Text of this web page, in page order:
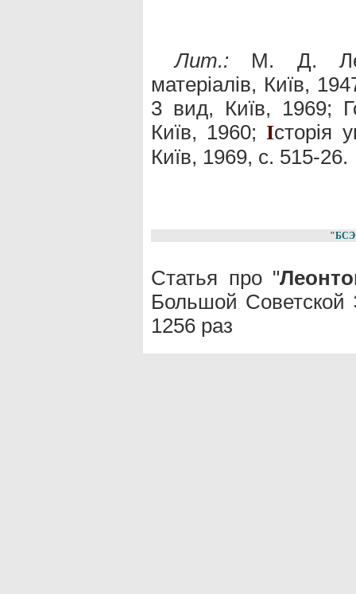
Лит.: М. Д.
матеpiaлiв, Київ,
3 вид, Київ, 1969;
Київ, 1960;Iсторiя
Київ, 1969, с. 515-26.
Статья про "
Большой Советской
1256 раз